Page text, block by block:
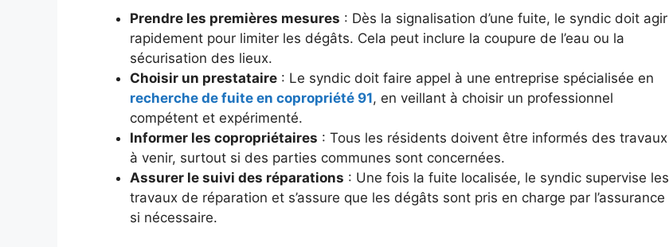
Prendre les premières mesures : Dès la signalisation d’une fuite, le syndic doit agir
rapidement pour limiter les dégâts. Cela peut inclure la coupure de l’eau ou la
sécurisation des lieux.
Choisir un prestataire : Le syndic doit faire appel à une entreprise spécialisée en
recherche de fuite en copropriété 91, en veillant à choisir un professionnel
compétent et expérimenté.
Informer les copropriétaires : Tous les résidents doivent être informés des travaux
à venir, surtout si des parties communes sont concernées.
Assurer le suivi des réparations : Une fois la fuite localisée, le syndic supervise les
travaux de réparation et s’assure que les dégâts sont pris en charge par l’assurance
si nécessaire.